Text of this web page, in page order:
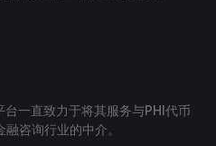
一直致力于将其服务与PHI代币
咨询行业的中介。